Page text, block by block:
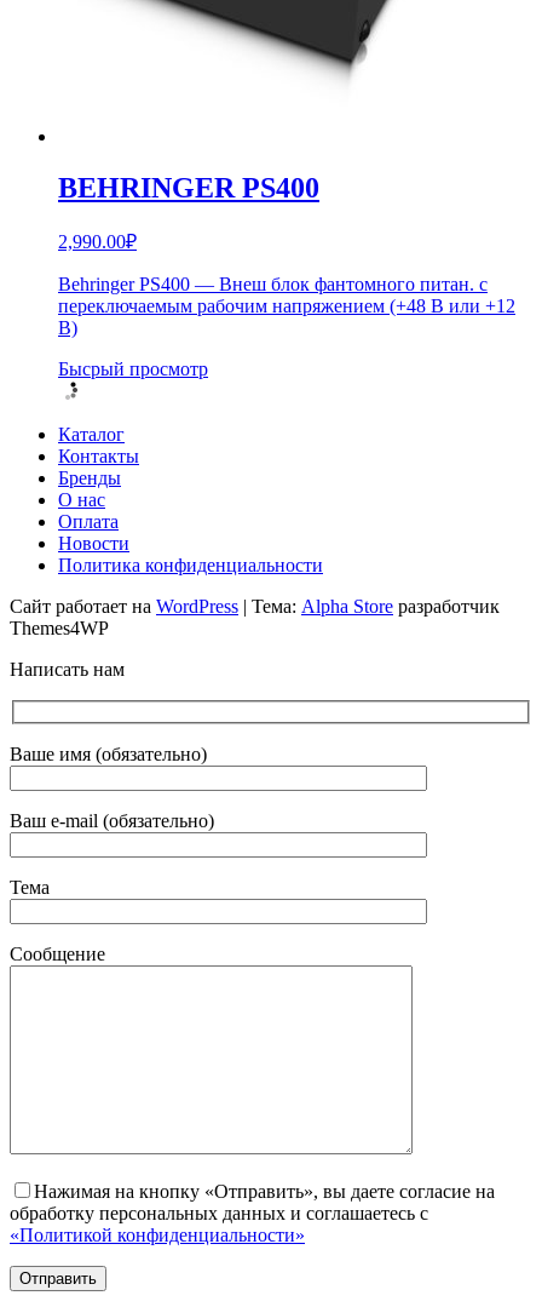
BEHRINGER PS400
2,990.00₽
Behringer PS400 — Внеш блок фантомного питан. с
переключаемым рабочим напряжением (+48 В или +12
В)
Бысрый просмотр
Каталог
Контакты
Бренды
О нас
Оплата
Новости
Политика конфиденциальности
Сайт работает на WordPress | Тема: Alpha Store разработчик
Themes4WP
Написать нам
Ваше имя (обязательно)
Ваш e-mail (обязательно)
Тема
Сообщение
Нажимая на кнопку «Отправить», вы даете согласие на
обработку персональных данных и соглашаетесь с
«Политикой конфиденциальности»